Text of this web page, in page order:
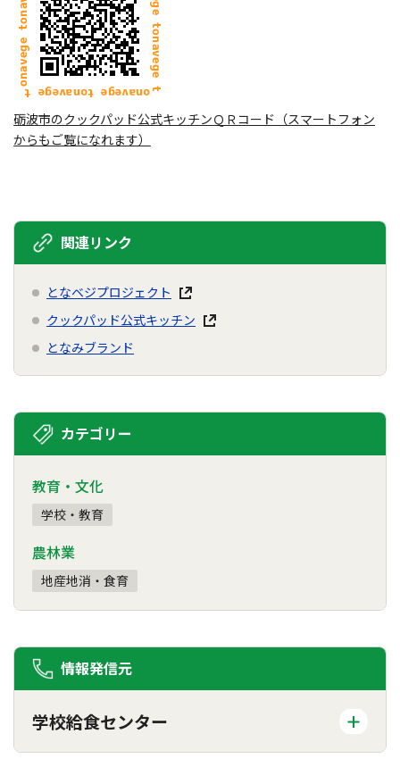
砺波市のクックパッド公式キッチンＱＲコード（スマートフォン
からもご覧になれます）
関連リンク
となベジプロジェクト
クックパッド公式キッチン
となみブランド
カテゴリー
教育・文化
学校・教育
農林業
地産地消・食育
情報発信元
学校給食センター